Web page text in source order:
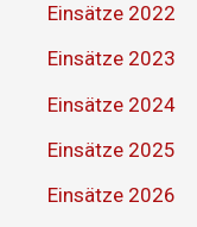
Einsätze 2022
Einsätze 2023
Einsätze 2024
Einsätze 2025
Einsätze 2026